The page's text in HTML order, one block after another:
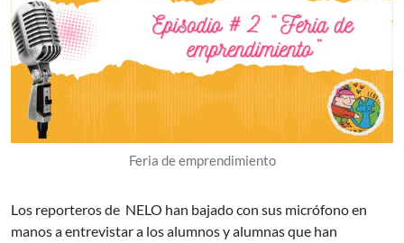
Feria de emprendimiento
Los reporteros de NELO han bajado con sus micrófono en
manos a entrevistar a los alumnos y alumnas que han